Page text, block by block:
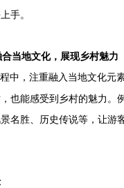
手。
当地文化，展现乡村魅力
中，注重融入当地文化元
也能感受到乡村的魅力。
名胜、历史传说等，让游